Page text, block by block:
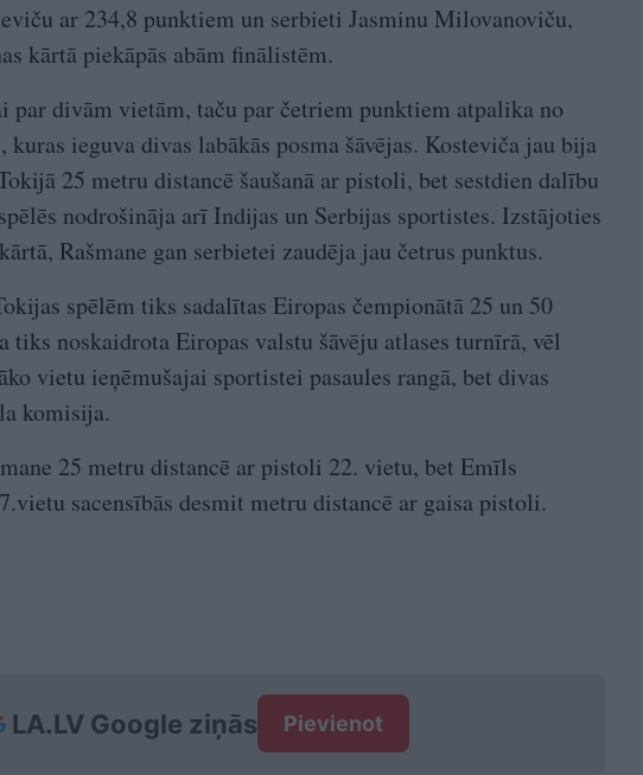
ar 234,8 punktiem un serbieti Jasminu Milovanoviču,
kārtā piekāpās abām finālistēm.
par divām vietām, taču par četriem punktiem atpalika no
ieguva divas labākās posma šāvējas. Kosteviča jau bija
25 metru distancē šaušanā ar pistoli, bet sestdien dalību
nodrošināja arī Indijas un Serbijas sportistes. Izstājoties
Rašmane gan serbietei zaudēja jau četrus punktus.
spēlēm tiks sadalītas Eiropas čempionātā 25 un 50
tiks noskaidrota Eiropas valstu šāvēju atlases turnīrā, vēl
vietu ieņēmušajai sportistei pasaules rangā, bet divas
komisija.
25 metru distancē ar pistoli 22. vietu, bet Emīls
sacensībās desmit metru distancē ar gaisa pistoli.
LA.LV Google ziņās Pievienot